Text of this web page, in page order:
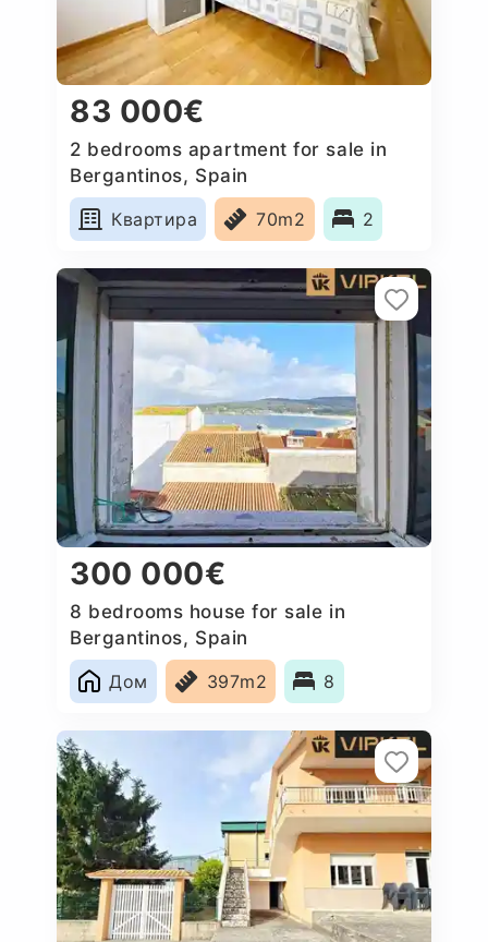
83 000€
2 bedrooms apartment for sale in
Bergantinos, Spain
Квартира
70m2 2
300 000€
8 bedrooms house for sale in
Bergantinos, Spain
Дом
397m2 8